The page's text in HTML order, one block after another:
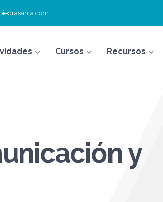
Cursos Recursos
y